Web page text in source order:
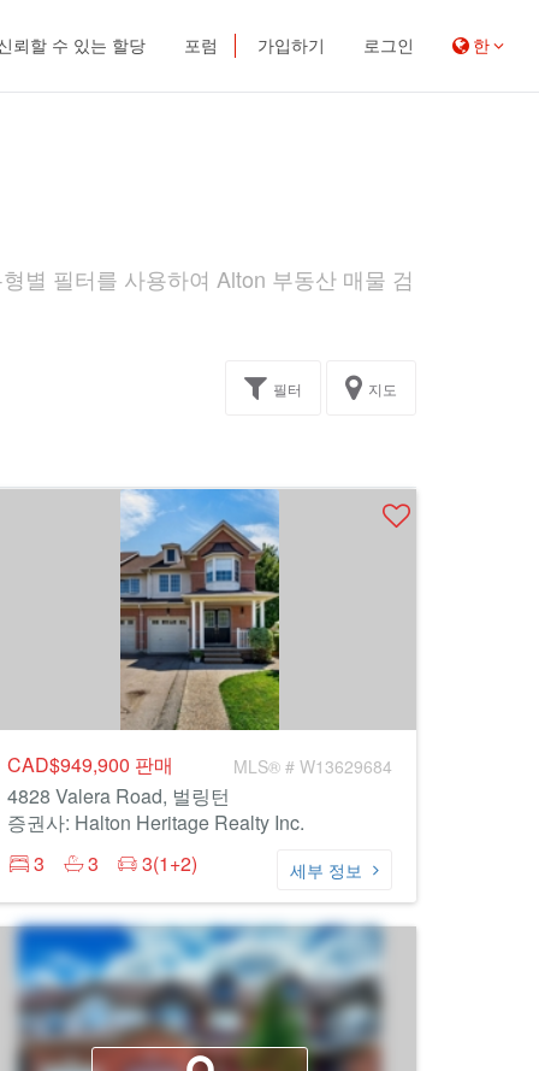
뢰할 수 있는 할당 포럼 가입하기 로그인 한
별 필터를 사용하여 Alton 부동산 매물 검
필터 지도
CAD$949,900 판매 MLS® # W13629684
4828 Valera Road, 벌링턴
증권사: Halton Heritage Realty Inc.
3
3 3(1+2) 세부 정보